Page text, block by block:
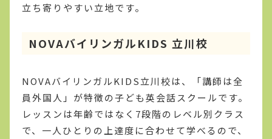
立ち寄りやすい立地です。
NOVAバイリンガルKIDS 立川校
NOVAバイリンガルKIDS立川校は、「講師は全
員外国人」が特徴の子ども英会話スクールです。
レッスンは年齢ではなく7段階のレベル別クラス
で、一人ひとりの上達度に合わせて学べるので、